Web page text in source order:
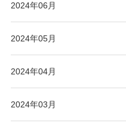
2024年06月
2024年05月
2024年04月
2024年03月